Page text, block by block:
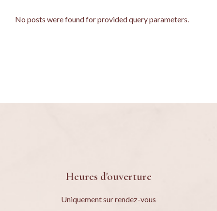
No posts were found for provided query parameters.
Heures d'ouverture
Uniquement sur rendez-vous